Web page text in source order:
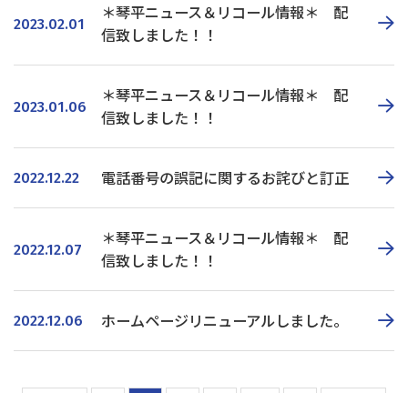
2023.02.01
＊琴平ニュース＆リコール情報＊ 配
信致しました！！
2023.01.06
＊琴平ニュース＆リコール情報＊ 配
信致しました！！
2022.12.22 電話番号の誤記に関するお詫びと訂正
2022.12.07
＊琴平ニュース＆リコール情報＊ 配
信致しました！！
2022.12.06 ホームページリニューアルしました。